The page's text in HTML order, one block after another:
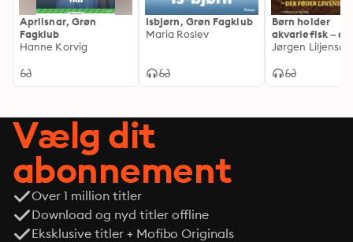
Aprilsnar, Grøn
Fagklub
Hanne Korvig
Isbjørn, Grøn Fagklub
Maria Roslev
Børn holder
akvariefisk –
føder levende
Jørgen Liljensøe
Vælg dit
abonnement
Over 1 million titler
Download og nyd titler offline
Eksklusive titler + Mofibo Originals